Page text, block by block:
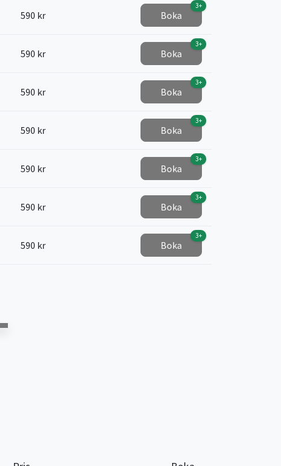
590 kr Boka
3+
590 kr Boka
3+
590 kr Boka
3+
590 kr Boka
3+
590 kr Boka
3+
590 kr Boka
3+
590 kr Boka
3+